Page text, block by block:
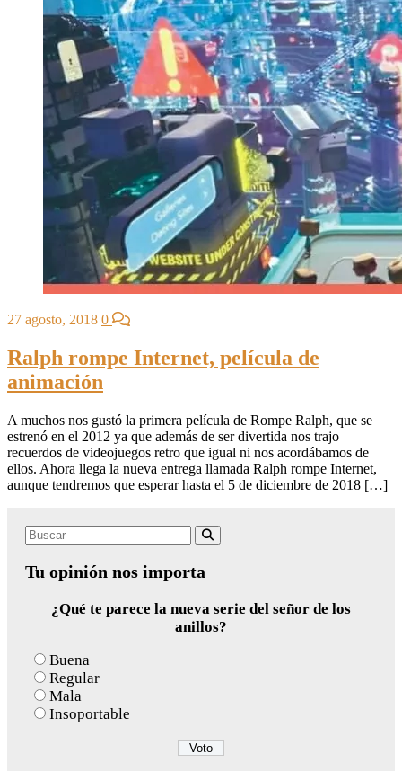
27 agosto, 2018 0
Ralph rompe Internet, película de
animación
A muchos nos gustó la primera película de Rompe Ralph, que se
estrenó en el 2012 ya que además de ser divertida nos trajo
recuerdos de videojuegos retro que igual ni nos acordábamos de
ellos. Ahora llega la nueva entrega llamada Ralph rompe Internet,
aunque tendremos que esperar hasta el 5 de diciembre de 2018 […]
Search
Tu opinión nos importa
¿Qué te parece la nueva serie del señor de los
anillos?
Buena
Regular
Mala
Insoportable